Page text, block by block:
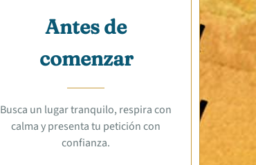
Antes de
comenzar
Busca un lugar tranquilo, respira con
calma y presenta tu petición con
confianza.